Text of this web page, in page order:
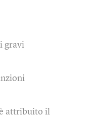
gravi
attribuito il